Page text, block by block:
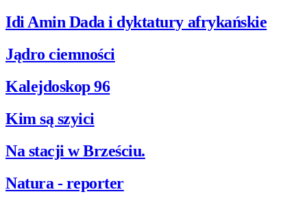
Idi Amin Dada i dyktatury afrykańskie
Jądro ciemności
Kalejdoskop 96
Kim są szyici
Na stacji w Brześciu.
Natura - reporter